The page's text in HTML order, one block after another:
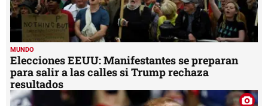
MUNDO
Elecciones EEUU: Manifestantes se preparan
para salir a las calles si Trump rechaza
resultados